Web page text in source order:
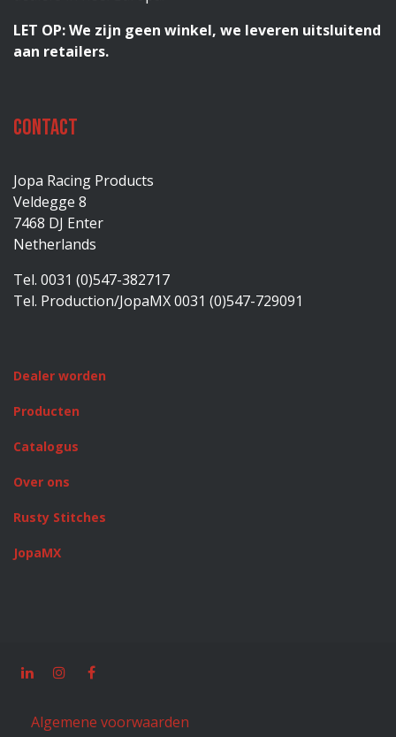
LET OP: We zijn geen winkel, we leveren uitsluitend
aan retailers.
Contact
Jopa Racing Products
Veldegge 8
7468 DJ Enter
Netherlands
Tel. 0031 (0)547-382717
Tel. Production/JopaMX 0031 (0)547-729091
Dealer worden
Producten
Catalogus
Over ons
Rusty Stitches
JopaMX
Algemene voorwaarden